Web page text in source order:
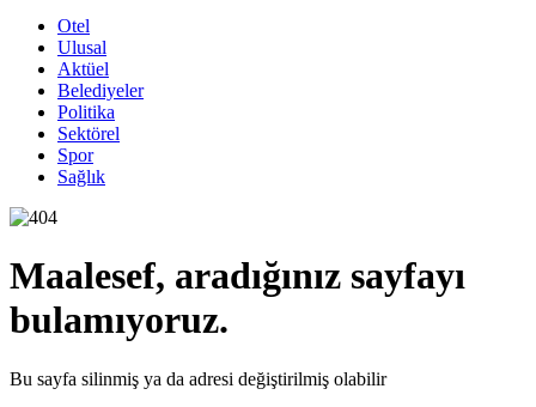
Otel
Ulusal
Aktüel
Belediyeler
Politika
Sektörel
Spor
Sağlık
Maalesef, aradığınız sayfayı
bulamıyoruz.
Bu sayfa silinmiş ya da adresi değiştirilmiş olabilir